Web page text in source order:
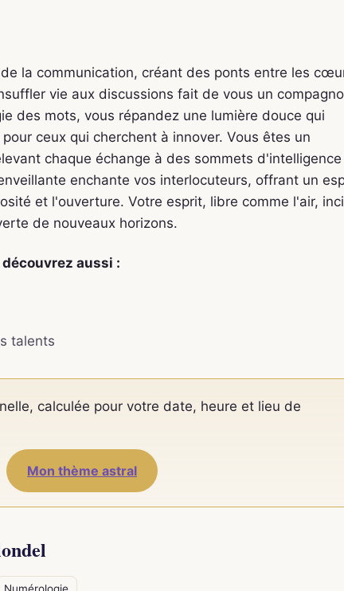
la communication, créant des ponts entre les
vie aux discussions fait de vous un
des mots, vous répandez une lumière douce qui
ceux qui cherchent à innover. Vous êtes un
chaque échange à des sommets
enchante vos interlocuteurs, offrant un
et l'ouverture. Votre esprit, libre comme l'air,
de nouveaux horizons.
aussi :
talents
calculée pour votre date, heure et lieu de
Mon thème astral
Numérologie